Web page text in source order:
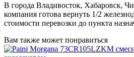
В города Владивосток, Хабаровск,
компания готова вернуть 1/2
стоимости перевозки до пункта
Вам также может понравиться